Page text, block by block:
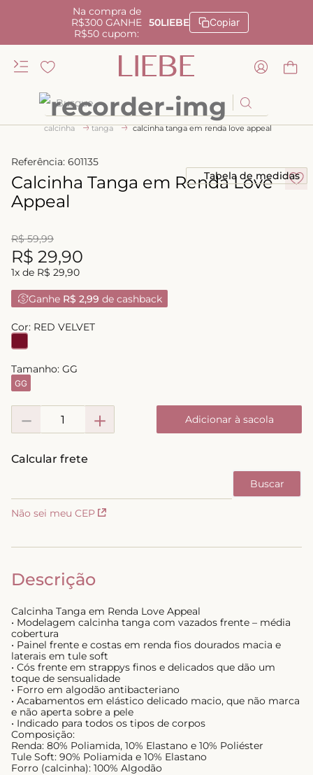
Na compra de
R$300 GANHE
R$50 cupom:
50LIEBE Copiar
Busque
calcinha tanga calcinha tanga em renda love appeal
Referência: 601135
Calcinha Tanga em Renda Love
Appeal
R$ 59,99
R$ 29,90
1x de R$ 29,90
Ganhe R$ 2,99 de cashback
Tabela de medidas
Cor: RED VELVET
Tamanho: GG
GG
＋
－ Adicionar à sacola
Não sei meu CEP
Descrição
Calcinha Tanga em Renda Love Appeal
• Modelagem calcinha tanga com vazados frente – média
cobertura
• Painel frente e costas em renda fios dourados macia e
laterais em tule soft
• Cós frente em strappys finos e delicados que dão um
toque de sensualidade
• Forro em algodão antibacteriano
• Acabamentos em elástico delicado macio, que não marca
e não aperta sobre a pele
• Indicado para todos os tipos de corpos
Composição:
Renda: 80% Poliamida, 10% Elastano e 10% Poliéster
Tule Soft: 90% Poliamida e 10% Elastano
Forro (calcinha): 100% Algodão
TERMOS MAIS BUSCADOS
kiss me
camisola
sutiã
anatomic
calcinha alta
triangulo
short doll
biquini
10º calcinha